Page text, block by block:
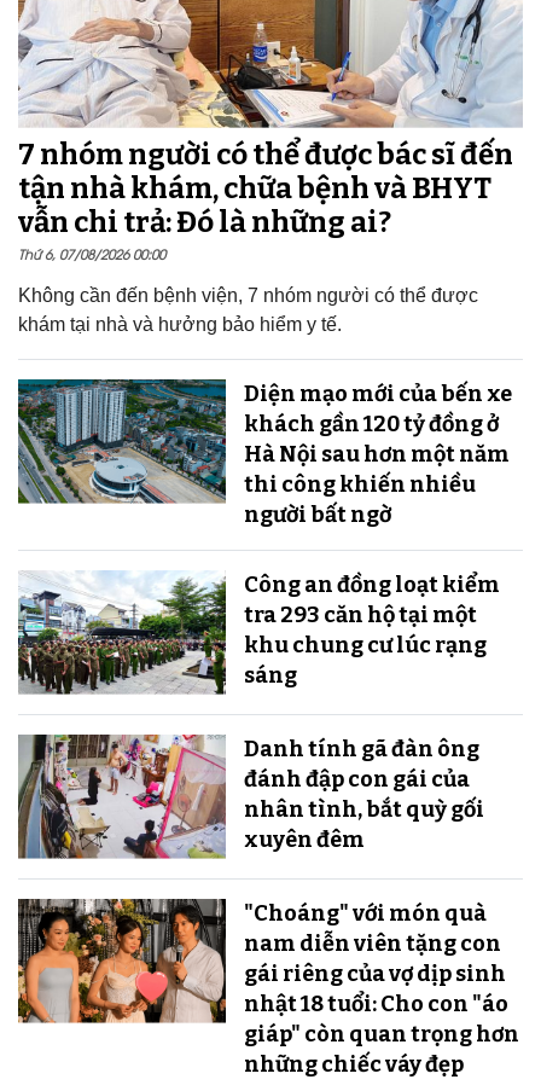
7 nhóm người có thể được bác sĩ đến
tận nhà khám, chữa bệnh và BHYT
vẫn chi trả: Đó là những ai?
Thứ 6, 07/08/2026 00:00
Không cần đến bệnh viện, 7 nhóm người có thể được
khám tại nhà và hưởng bảo hiểm y tế.
Diện mạo mới của bến xe
khách gần 120 tỷ đồng ở
Hà Nội sau hơn một năm
thi công khiến nhiều
người bất ngờ
Công an đồng loạt kiểm
tra 293 căn hộ tại một
khu chung cư lúc rạng
sáng
Danh tính gã đàn ông
đánh đập con gái của
nhân tình, bắt quỳ gối
xuyên đêm
"Choáng" với món quà
nam diễn viên tặng con
gái riêng của vợ dịp sinh
nhật 18 tuổi: Cho con "áo
giáp" còn quan trọng hơn
những chiếc váy đẹp